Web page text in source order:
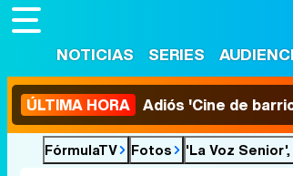
NOTICIAS SERIES
ÚLTIMA HORA Adiós 'Cine de
FórmulaTV Fotos 'La Voz